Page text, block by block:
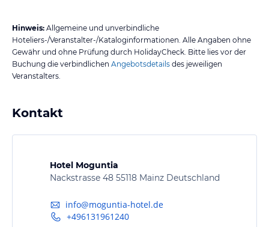
Hinweis: Allgemeine und unverbindliche
Hoteliers-/Veranstalter-/Kataloginformationen. Alle Angaben ohne
Gewähr und ohne Prüfung durch HolidayCheck. Bitte lies vor der
Buchung die verbindlichen Angebotsdetails des jeweiligen
Veranstalters.
Kontakt
Hotel Moguntia
Nackstrasse 48 55118 Mainz Deutschland
info@moguntia-hotel.de
+496131961240